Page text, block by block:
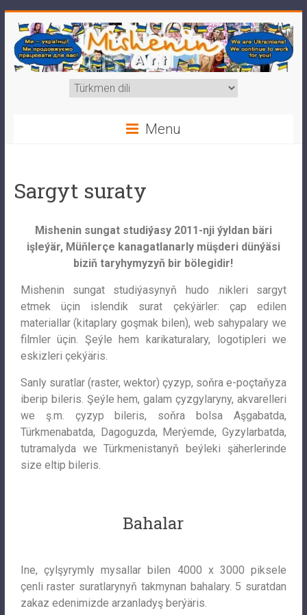
Menu
Sargyt suraty
Mishenin sungat studiýasy 2011-nji ýyldan bäri
işleýär, Müňlerçe kanagatlanarly müşderi dünýäsi
biziň taryhymyzyň bir bölegidir!
Mishenin sungat studiýasynyň hudo .nikleri sargyt
etmek üçin islendik surat çekýärler: çap edilen
materiallar (kitaplary goşmak bilen), web sahypalary we
filmler üçin. Şeýle hem karikaturalary, logotipleri we
eskizleri çekýäris.
Sanly suratlar (raster, wektor) çyzyp, soňra e-poçtaňyza
iberip bileris. Şeýle hem, galam çyzgylaryny, akvarelleri
we ş.m. çyzyp bileris, soňra bolsa Aşgabatda,
Türkmenabatda, Dagoguzda, Merýemde, Gyzylarbatda,
tutramalyda we Türkmenistanyň beýleki şäherlerinde
size eltip bileris.
Bahalar
Ine, çylşyrymly mysallar bilen 4000 x 3000 piksele
çenli raster suratlarynyň takmynan bahalary. 5 suratdan
zakaz edenimizde arzanladyş berýäris.